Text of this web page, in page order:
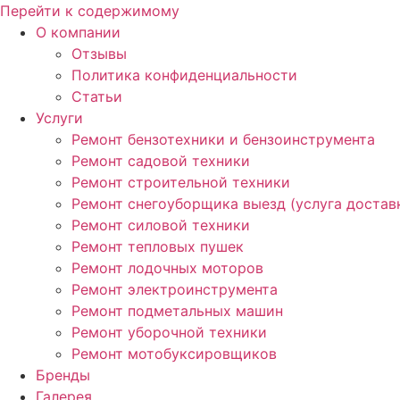
Перейти к содержимому
О компании
Отзывы
Политика конфиденциальности
Статьи
Услуги
Ремонт бензотехники и бензоинструмента
Ремонт садовой техники
Ремонт строительной техники
Ремонт снегоуборщика выезд (услуга
Ремонт силовой техники
Ремонт тепловых пушек
Ремонт лодочных моторов
Ремонт электроинструмента
Ремонт подметальных машин
Ремонт уборочной техники
Ремонт мотобуксировщиков
Бренды
Галерея